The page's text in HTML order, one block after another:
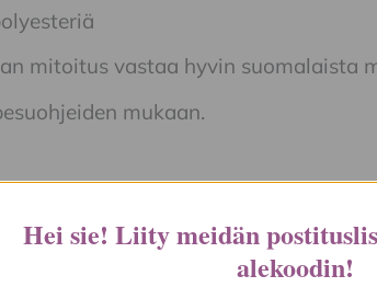
mitoitus vastaa hyvin suomalaista
mukaan.
Pastunette
Hei sie! Liity meidän
alekoodin!